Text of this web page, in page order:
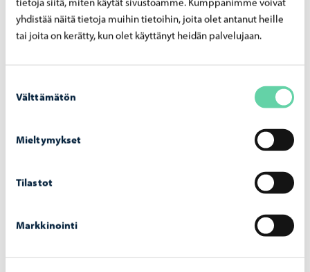
yhdistää näitä tietoja muihin tietoihin, joita olet antanut heille
tai joita on kerätty, kun olet käyttänyt heidän palvelujaan.
valinta
Välttämätön
Mieltymykset
Tilastot
Markkinointi
Pohjatutkimusleikkaukset, kortteli 3559 (72 kt,
pdf)
Pohjatutkimusleikkaukset, kortteli 3604 (84 kt,
Kartta, tonttien rajamitat ja pinta-alat (117 kt, pdf)
Kiinteistökohtainen pumppaamo